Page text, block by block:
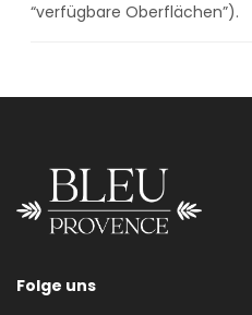
“verfügbare Oberflächen”).
Folge uns